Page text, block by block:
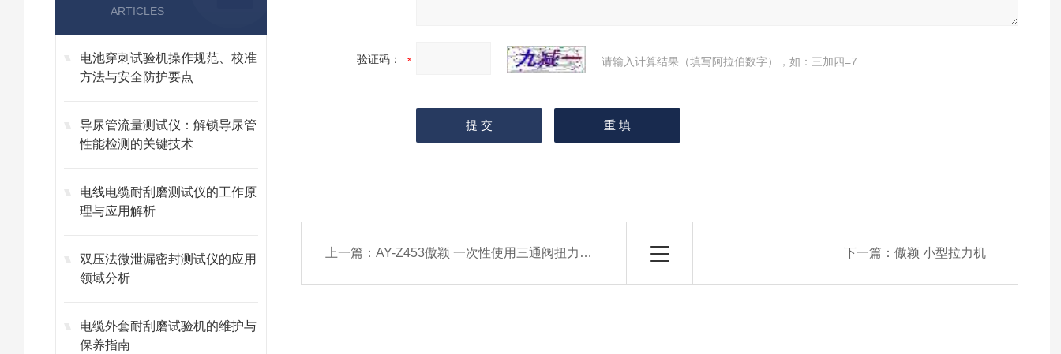
ARTICLES
电池穿刺试验机操作规范、校准
方法与安全防护要点
导尿管流量测试仪：解锁导尿管
性能检测的关键技术
电线电缆耐刮磨测试仪的工作原
理与应用解析
双压法微泄漏密封测试仪的应用
领域分析
电缆外套耐刮磨试验机的维护与
保养指南
验证码： 请输入计算结果（填写阿拉伯数字），如：三加四=7
上一篇：AY-Z453傲颖 一次性使用三通阀扭力测试仪 下一篇： 傲颖 小型拉力机